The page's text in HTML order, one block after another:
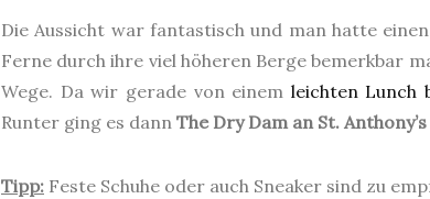
Die Aussicht war fantastisch und man hatte
Ferne durch ihre viel höheren Berge bemerkbar
Wege. Da wir gerade von einem leichten Lunch
Runter ging es dann The Dry Dam an St.
Tipp: Feste Schuhe oder auch Sneaker sind zu